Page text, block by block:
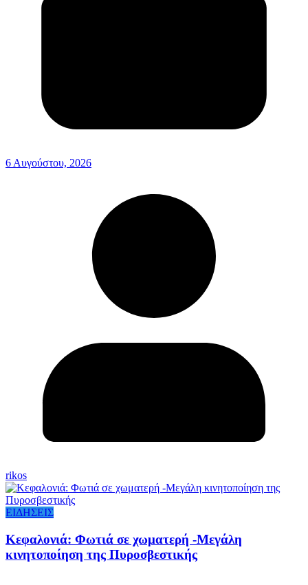
6 Αυγούστου, 2026
rikos
ΕΙΔΗΣΕΙΣ
Κεφαλονιά: Φωτιά σε χωματερή -Μεγάλη
κινητοποίηση της Πυροσβεστικής